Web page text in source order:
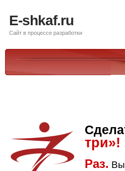
E-shkaf.ru
Сайт в процессе разработки
три»!
Раз.